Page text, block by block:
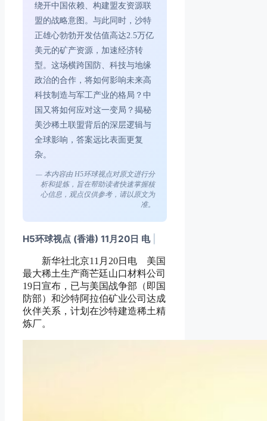
绕开中国依赖、构建盟友资源联
盟的战略意图。与此同时，沙特
正雄心勃勃开发估值高达2.5万亿
美元的矿产资源，加速经济转
型。这场横跨国防、科技与地缘
政治的合作，将如何影响未来高
科技制造与军工产业的格局？中
国又将如何应对这一变局？揭秘
美沙稀土联盟背后的深层逻辑与
全球影响，答案远比表面更复
杂。
— 本内容由 H5环球视点对原文进行分
析和提炼，旨在帮助读者快速掌握核
心信息，观点仅供参考，请以原文为
准。
H5环球视点 (香港) 11月20日 电
新华社北京11月20日电 美国
最大稀土生产商芒廷山口材料公司
19日宣布，已与美国战争部（即国
防部）和沙特阿拉伯矿业公司达成
伙伴关系，计划在沙特建造稀土精
炼厂。